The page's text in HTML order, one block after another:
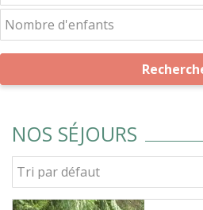
NOS SÉJOURS